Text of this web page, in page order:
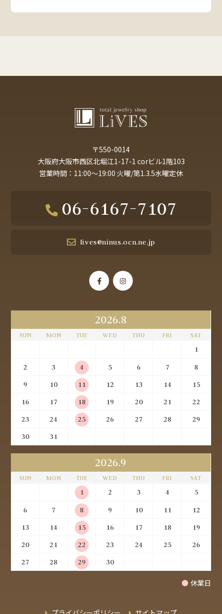
〒550-0014
大阪府大阪市西区北堀江1-17-1 corビル1階103
営業時間：11:00～19:00 火曜/第1.3.5水曜定休
06-6167-7107
lives@ninus.ocn.ne.jp
2026.8
SUN MON TUE WED THU FRI SAT
1
2
3 4 5 6 7
8
9
10 11 12 13 14
15
16
17 18 19 20 21
22
23
24 25 26 27 28
29
30
31
2026.9
SUN MON TUE WED THU FRI SAT
1 2 3 4
5
6
7 8 9 10 11
12
13
14 15 16 17 18
19
20
21 22 23 24 25
26
27
28 29 30
● 休業日